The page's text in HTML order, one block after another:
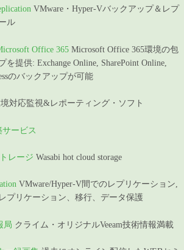
VMware・Hyper-Vバックアップ＆レプ
ル
Office 365 Microsoft Office 365環境の包
提供: Exchange Online, SharePoint Online,
のバックアップが可能
対応監視&レポーティング・ソフト
サービス
レージ Wasabi hot cloud storage
VMware/Hyper-V間でのレプリケーション,
プリケーション、移行、データ保護
局 クライム・オリジナルVeeam技術情報満載